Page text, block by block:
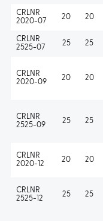
CRLNR
2020-07
20 20
CRLNR
2525-07
25 25
CRLNR
2020-09
20 20
CRLNR
2525-09
25 25
CRLNR
2020-12
20 20
CRLNR
2525-12
25 25